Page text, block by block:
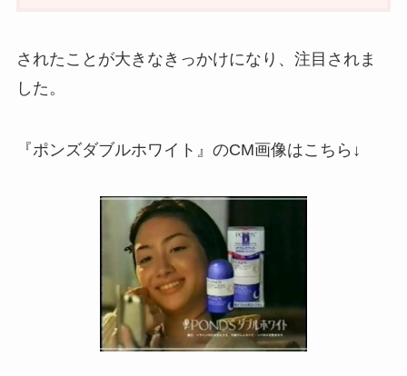
されたことが大きなきっかけになり、注目されま
した。
『ポンズダブルホワイト』のCM画像はこちら↓